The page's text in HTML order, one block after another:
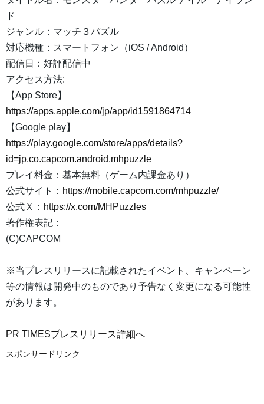
ド
ジャンル：マッチ３パズル
対応機種：スマートフォン（iOS / Android）
配信日：好評配信中
アクセス方法:
【App Store】
https://apps.apple.com/jp/app/id1591864714
【Google play】
https://play.google.com/store/apps/details?
id=jp.co.capcom.android.mhpuzzle
プレイ料金：基本無料（ゲーム内課金あり）
公式サイト： https://mobile.capcom.com/mhpuzzle/
公式Ｘ： https://x.com/MHPuzzles
著作権表記：
(C)CAPCOM
※当プレスリリースに記載されたイベント、キャンペーン
等の情報は開発中のものであり予告なく変更になる可能性
があります。
PR TIMESプレスリリース詳細へ
スポンサードリンク